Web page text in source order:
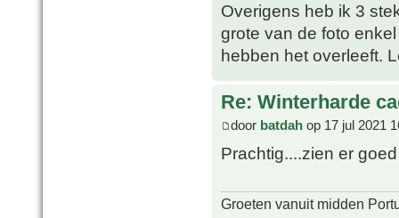
Overigens heb ik 3
grote van de foto
hebben het overleeft.
Re: Winterharde
door batdah op 17 jul 2021
Prachtig....zien er
Groeten vanuit midden